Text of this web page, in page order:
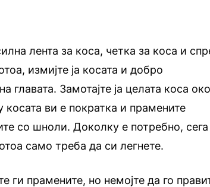
лента за коса, четка за коса и
измијте ја косата и добро
главата. Замотајте ја целата коса
ви е пократка и прамените
со шноли. Доколку е потребно, сега
само треба да си легнете.
ги прамените, но немојте да го